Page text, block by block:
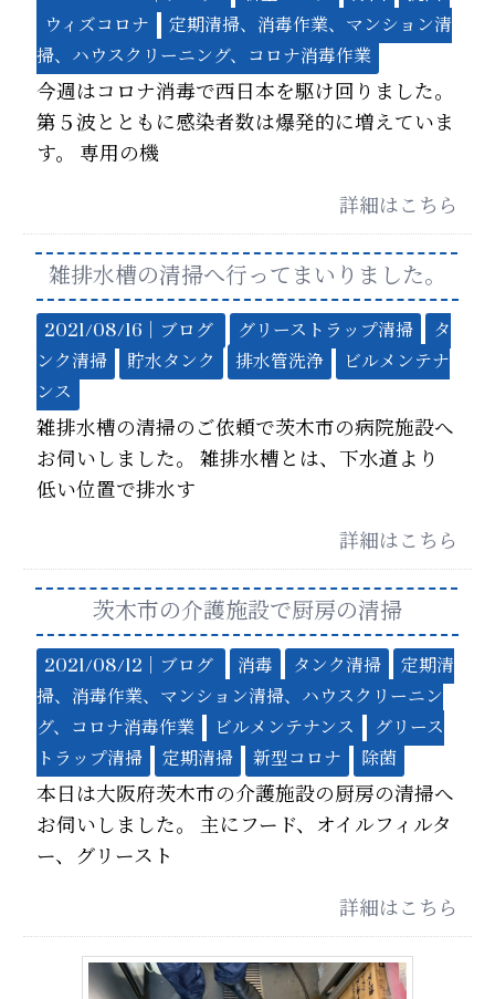
ウィズコロナ
定期清掃、消毒作業、マンション清
掃、ハウスクリーニング、コロナ消毒作業
今週はコロナ消毒で西日本を駆け回りました。
第５波とともに感染者数は爆発的に増えていま
す。 専用の機
詳細はこちら
雑排水槽の清掃へ行ってまいりました。
2021/08/16｜ ブログ グリーストラップ清掃
タ
ンク清掃
貯水タンク 排水管洗浄
ビルメンテナ
ンス
雑排水槽の清掃のご依頼で茨木市の病院施設へ
お伺いしました。 雑排水槽とは、下水道より
低い位置で排水す
詳細はこちら
茨木市の介護施設で厨房の清掃
2021/08/12｜ ブログ 消毒 タンク清掃
定期清
掃、消毒作業、マンション清掃、ハウスクリーニン
グ、コロナ消毒作業
ビルメンテナンス
グリース
トラップ清掃
定期清掃 新型コロナ 除菌
本日は大阪府茨木市の介護施設の厨房の清掃へ
お伺いしました。 主にフード、オイルフィルタ
ー、グリースト
詳細はこちら